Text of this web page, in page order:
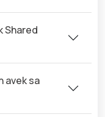
Shared
avek sa